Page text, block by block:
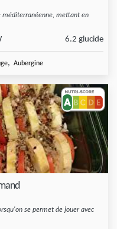
méditerranéenne, mettant en
6.2 glucide
, Aubergine
se permet de jouer avec